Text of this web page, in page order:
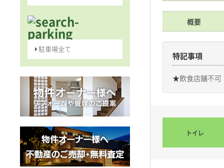
駐車場全て
概要
特記事項
★飲食店舗不可
トイレ